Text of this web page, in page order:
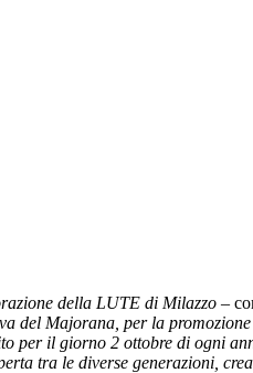
della LUTE di Milazzo –
del Majorana, per la
per il giorno 2 ottobre di ogni
tra le diverse generazioni,